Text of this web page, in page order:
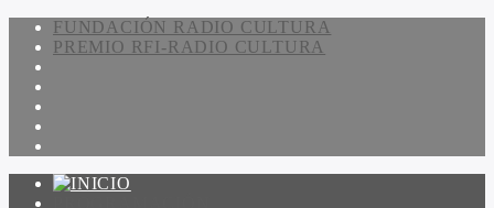
FUNDACIÓN RADIO CULTURA
PREMIO RFI-RADIO CULTURA